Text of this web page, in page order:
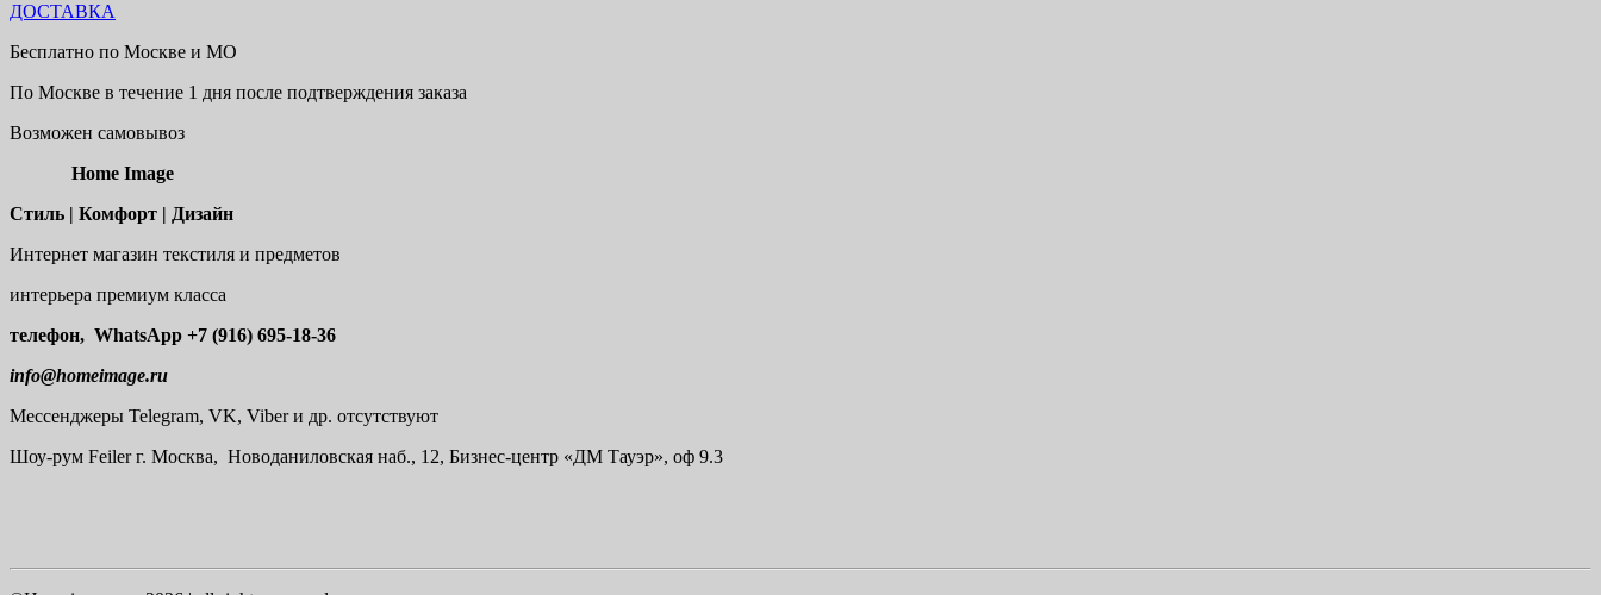
ДОСТАВКА
Бесплатно по Москве и МО
По Москве в течение 1 дня после подтверждения заказа
Возможен самовывоз
Home Image
Стиль | Комфорт | Дизайн
Интернет магазин текстиля и предметов
интерьера премиум класса
телефон, WhatsApp +7 (916) 695-18-36
info@homeimage.ru
Мессенджеры Telegram, VK, Viber и др. отсутствуют
Шоу-рум Feiler г. Москва, Новоданиловская наб., 12, Бизнес-центр «ДМ Тауэр», оф 9.3